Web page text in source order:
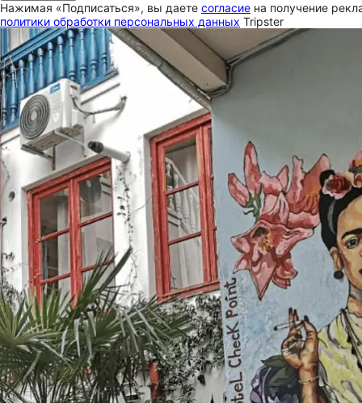
Нажимая «Подписаться», вы даете согласие на получение
политики обработки персональных данных Tripster